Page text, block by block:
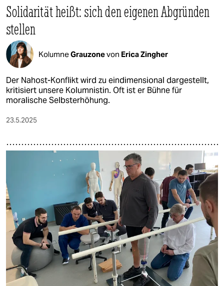
Solidarität heißt: sich den eigenen Abgründen
stellen
KolumneGrauzonevon Erica Zingher
Der Nahost-Konflikt wird zu eindimensional dargestellt,
kritisiert unsere Kolumnistin. Oft ist er Bühne für
moralische Selbsterhöhung.
23.5.2025